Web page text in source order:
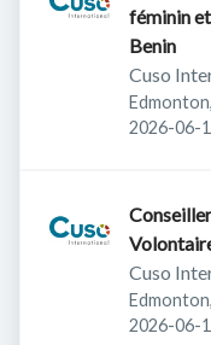
féminin et
Benin
Cuso
Published:
2026-06-
Cuso
Published:
2026-06-